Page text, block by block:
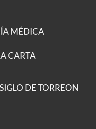
MÉDICA
CARTA
DE TORREON